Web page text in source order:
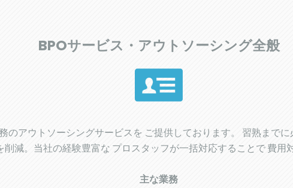
BPOサービス・アウトソーシング全般
のアウトソーシングサービスを ご提供しております。 習熟まで
削減。当社の経験豊富な プロスタッフが一括対応することで 費用
主な業務